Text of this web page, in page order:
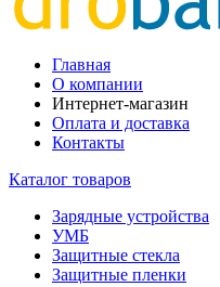
Главная
О компании
Интернет-магазин
Оплата и доставка
Контакты
Каталог товаров
Зарядные устройства
УМБ
Защитные стекла
Защитные пленки